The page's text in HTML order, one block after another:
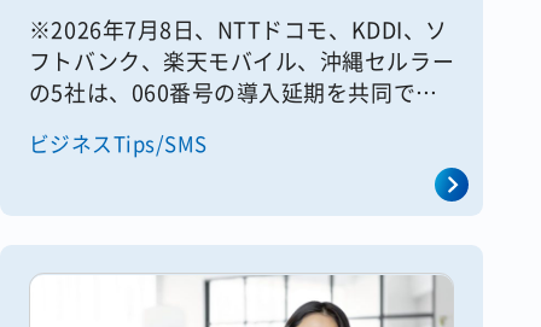
※2026年7月8日、NTTドコモ、KDDI、ソ
フトバンク、楽天モバイル、沖縄セルラー
の5社は、060番号の導入延期を共同で発
していた「2026年7月1日から開始」とい
ビジネスTips/SMS